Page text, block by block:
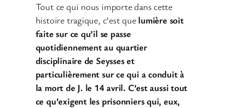
Tout ce qui nous importe dans cette
histoire tragique, c’est que lumière soit
faite sur ce qu’il se passe
quotidiennement au quartier
disciplinaire de Seysses et
particulièrement sur ce qui a conduit à
la mort de J. le 14 avril. C’est aussi tout
ce qu’exigent les prisonniers qui, eux,